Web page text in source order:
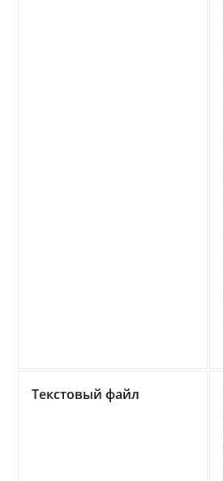
Текстовый файл